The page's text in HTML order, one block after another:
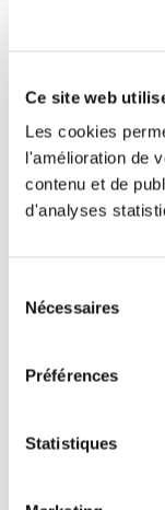
Ce site web
Les cookies
l'amélioration de
contenu et de
d'analyses
Nécessaires
Préférences
Statistiques
Xavier